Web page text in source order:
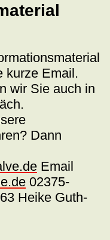
kurze Email.
wir Sie auch in
Dann
Email
02375-
Heike Guth-